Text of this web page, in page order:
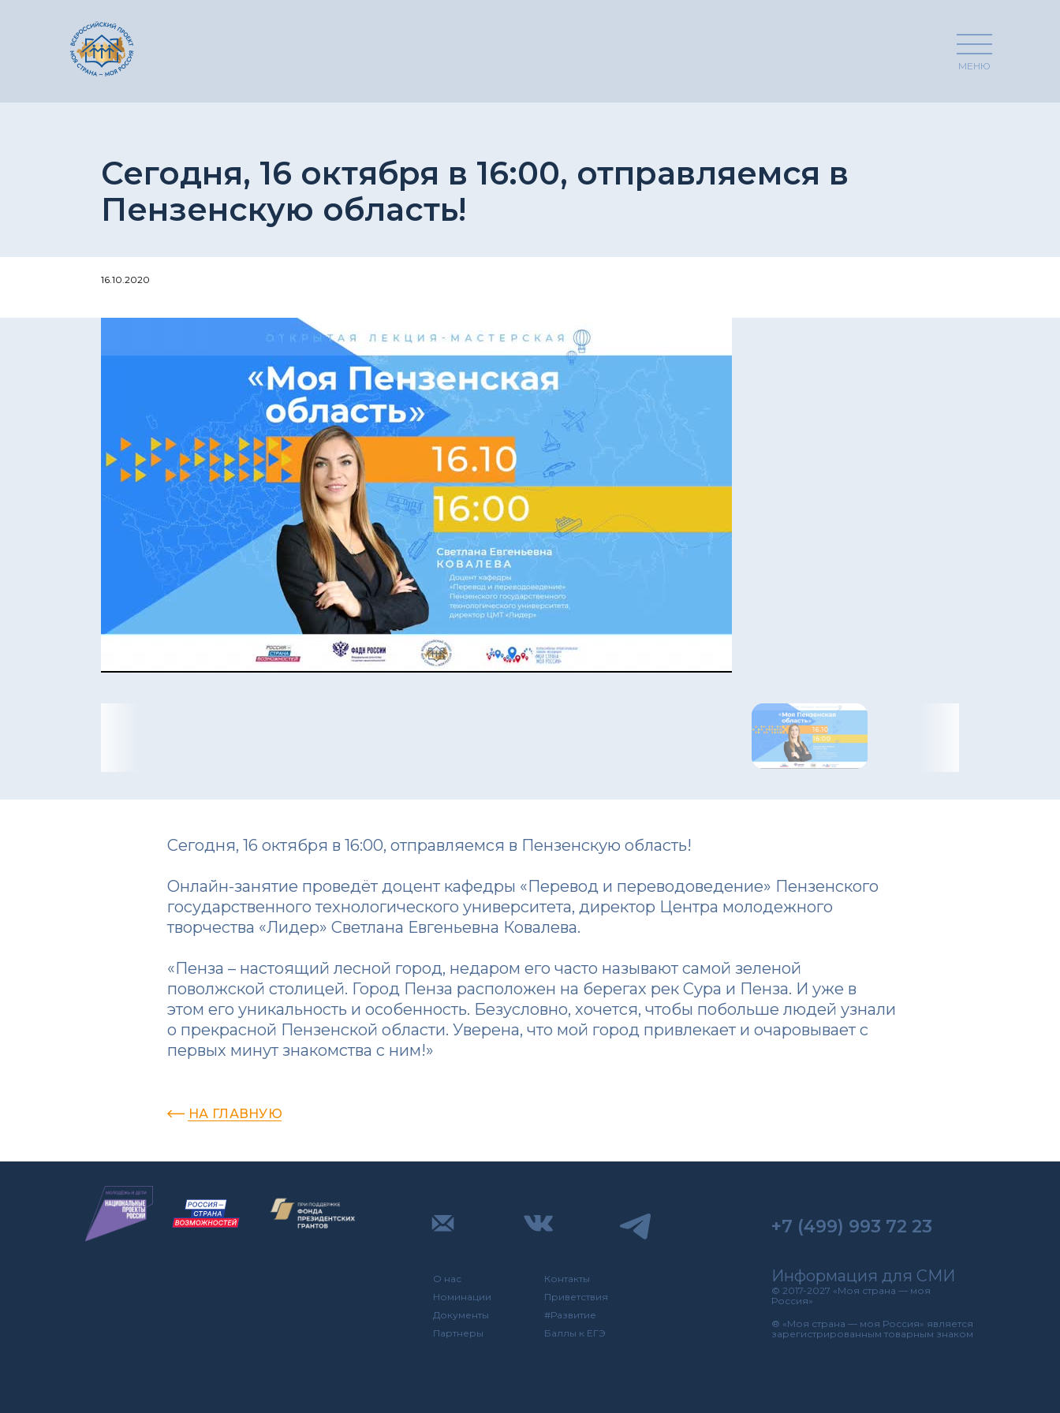
МЕНЮ
Сегодня, 16 октября в 16:00, отправляемся в
Пензенскую область!
16.10.2020
Сегодня, 16 октября в 16:00, отправляемся в Пензенскую область!
Онлайн-занятие проведёт доцент кафедры «Перевод и переводоведение» Пензенского
государственного технологического университета, директор Центра молодежного
творчества «Лидер» Светлана Евгеньевна Ковалева.
«Пенза – настоящий лесной город, недаром его часто называют самой зеленой
поволжской столицей. Город Пенза расположен на берегах рек Сура и Пенза. И уже в
этом его уникальность и особенность. Безусловно, хочется, чтобы побольше людей узнали
о прекрасной Пензенской области. Уверена, что мой город привлекает и очаровывает с
первых минут знакомства с ним!»
НА ГЛАВНУЮ
О нас
Номинации
Документы
Партнеры
Контакты
Приветствия
#Развитие
Баллы к ЕГЭ
+7 (499) 993 72 23
Информация для СМИ
© 2017-2027 «Моя страна — моя
Россия»
® «Моя страна — моя Россия» является
зарегистрированным товарным знаком